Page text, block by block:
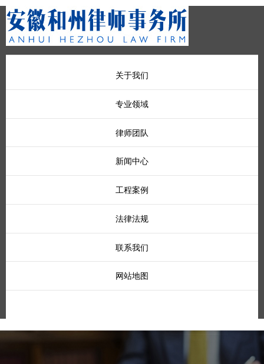
关于我们
专业领域
律师团队
新闻中心
工程案例
法律法规
联系我们
网站地图